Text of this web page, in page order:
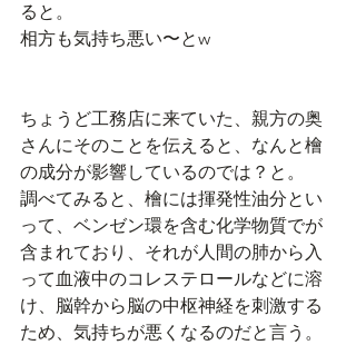
ると。
相方も気持ち悪い〜とw
ちょうど工務店に来ていた、親方の奥
さんにそのことを伝えると、なんと檜
の成分が影響しているのでは？と。
調べてみると、檜には揮発性油分とい
って、ベンゼン環を含む化学物質でが
含まれており、それが人間の肺から入
って血液中のコレステロールなどに溶
け、脳幹から脳の中枢神経を刺激する
ため、気持ちが悪くなるのだと言う。